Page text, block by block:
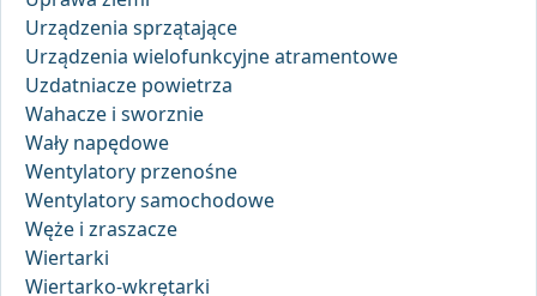
Urządzenia sprzątające
Urządzenia wielofunkcyjne atramentowe
Uzdatniacze powietrza
Wahacze i sworznie
Wały napędowe
Wentylatory przenośne
Wentylatory samochodowe
Węże i zraszacze
Wiertarki
Wiertarko-wkrętarki